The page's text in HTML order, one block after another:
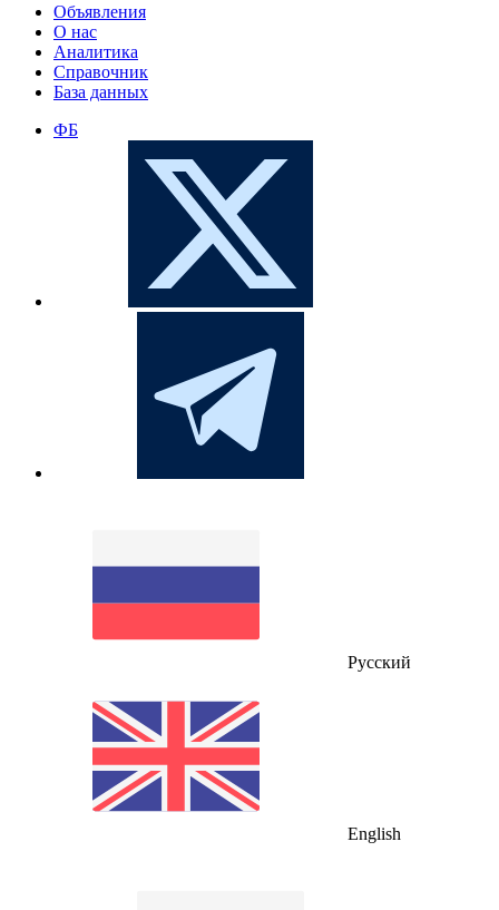
Объявления
О нас
Аналитика
Справочник
База данных
ФБ
Русский
English